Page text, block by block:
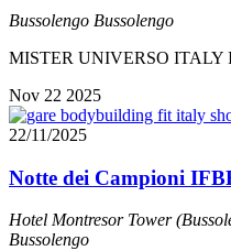
Bussolengo Bussolengo
MISTER UNIVERSO ITALY
Nov 22 2025
22/11/2025
Notte dei Campioni
Hotel Montresor Tower
Bussolengo